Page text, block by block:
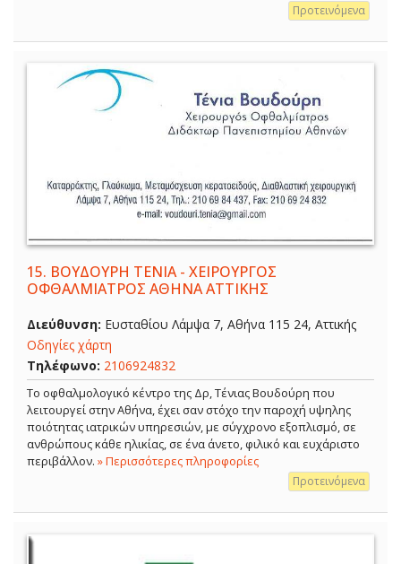
Προτεινόμενα
15. ΒΟΥΔΟΥΡΗ ΤΕΝΙΑ - ΧΕΙΡΟΥΡΓΟΣ
ΟΦΘΑΛΜΙΑΤΡΟΣ ΑΘΗΝΑ ΑΤΤΙΚΗΣ
Διεύθυνση: Ευσταθίου Λάμψα 7, Αθήνα 115 24, Αττικής
Οδηγίες χάρτη
Τηλέφωνο: 2106924832
Το οφθαλμολογικό κέντρο της Δρ, Τένιας Βουδούρη που
λειτουργεί στην Αθήνα, έχει σαν στόχο την παροχή υψηλης
ποιότητας ιατρικών υπηρεσιών, με σύγχρονο εξοπλισμό, σε
ανθρώπους κάθε ηλικίας, σε ένα άνετο, φιλικό και ευχάριστο
περιβάλλον. » Περισσότερες πληροφορίες
Προτεινόμενα